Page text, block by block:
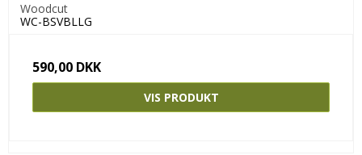
Woodcut
WC-BSVBLLG
590,00 DKK
VIS PRODUKT